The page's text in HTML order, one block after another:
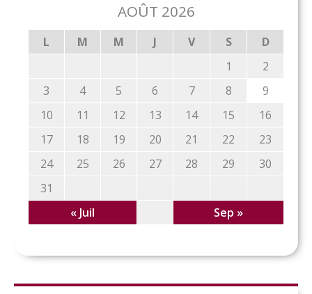
AOÛT 2026
L M M J V S
D
1
2
3
4 5 6 7 8
9
10
11 12 13 14 15
16
17
18 19 20 21 22
23
24
25 26 27 28 29
30
31
« Juil
Sep »